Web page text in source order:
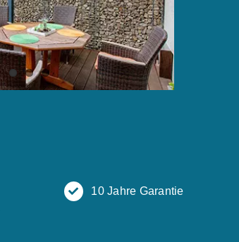
10 Jahre Garantie